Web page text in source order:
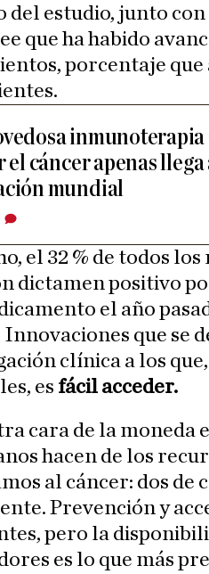
del estudio, junto
que ha habido
porcentaje que
inmunoterapia
cáncer apenas llega
mundial
el 32 % de todos
dictamen positivo
el año
Innovaciones que se
clínica a los
es fácil acceder.
cara de la moneda
hacen de los
al cáncer: dos de
Prevención y
pero la
es lo que más